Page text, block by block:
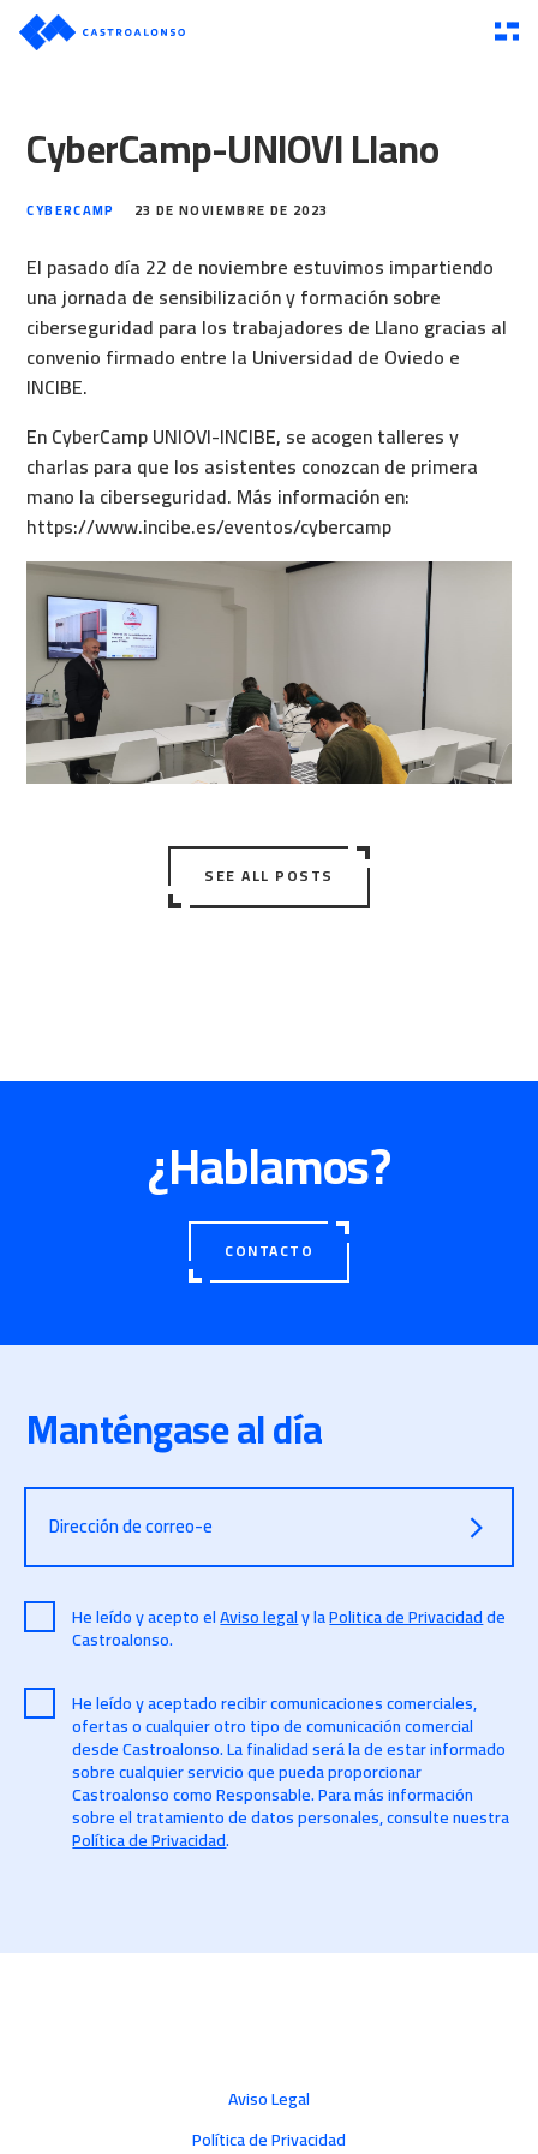
CyberCamp-UNIOVI Llano
CYBERCAMP 23 DE NOVIEMBRE DE 2023
El pasado día 22 de noviembre estuvimos impartiendo
una jornada de sensibilización y formación sobre
ciberseguridad para los trabajadores de Llano gracias al
convenio firmado entre la Universidad de Oviedo e
INCIBE.
En CyberCamp UNIOVI-INCIBE, se acogen talleres y
charlas para que los asistentes conozcan de primera
mano la ciberseguridad. Más información en:
https://www.incibe.es/eventos/cybercamp
SEE ALL POSTS
¿Hablamos?
CONTACTO
Manténgase al día
Dirección de correo-e
He leído y acepto elAviso legaly laPolitica de Privacidadde
Castroalonso.
He leído y aceptado recibir comunicaciones comerciales,
ofertas o cualquier otro tipo de comunicación comercial
desde Castroalonso. La finalidad será la de estar informado
sobre cualquier servicio que pueda proporcionar
Castroalonso como Responsable. Para más información
sobre el tratamiento de datos personales, consulte nuestra
Política de Privacidad.
Aviso Legal
Política de Privacidad